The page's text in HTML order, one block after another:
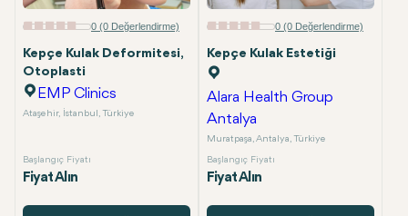
0 (0 Değerlendirme)
Kepçe Kulak Deformitesi,
Otoplasti
EMP Clinics
Ataşehir, İstanbul, Türkiye
Başlangıç Fiyatı
Fiyat Alın
0 (0 Değerlendirme)
Kepçe Kulak Estetiği
Alara Health Group
Antalya
Muratpaşa, Antalya, Türkiye
Başlangıç Fiyatı
Fiyat Alın